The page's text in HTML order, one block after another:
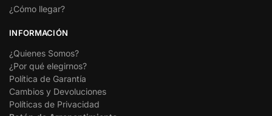
¿Cómo llegar?
INFORMACIÓN
¿Quienes Somos?
¿Por qué elegirnos?
Política de Garantía
Cambios y Devoluciones
Políticas de Privacidad